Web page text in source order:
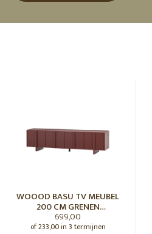
WOOOD BASU TV MEUBEL
200 CM GRENEN
BORDEAUXROOD [fsc]
699,00
of 233,00 in 3 termijnen